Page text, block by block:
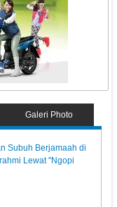
Galeri Photo
Subuh Berjamaah di
Lewat "Ngopi